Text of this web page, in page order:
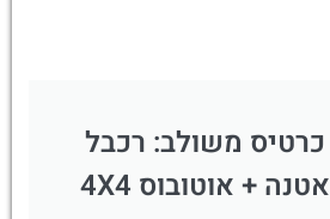
כרטיס משולב: רכבל
אטנה + אוטובוס 4X4